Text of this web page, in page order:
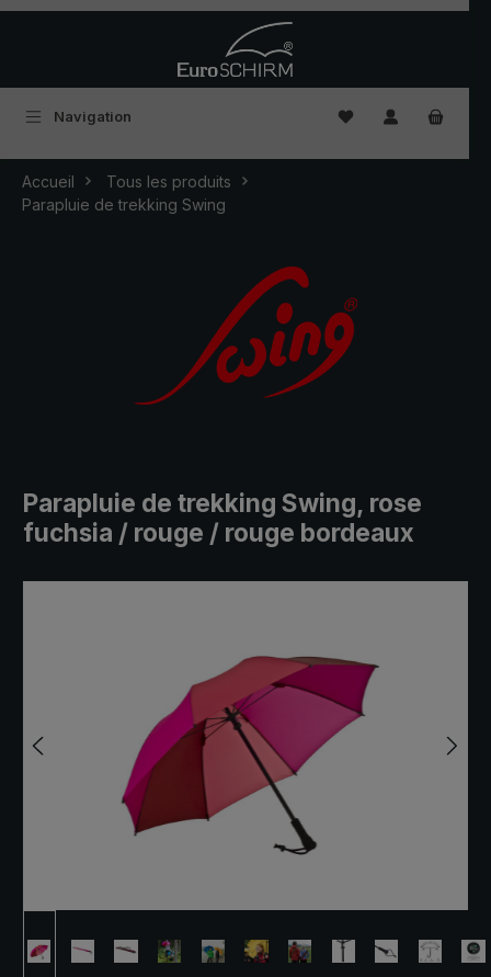
Navigation Vous avez 0
Accueil
Tous les produits
Parapluie de trekking Swing
Parapluie de trekking Swing, rose
fuchsia / rouge / rouge bordeaux